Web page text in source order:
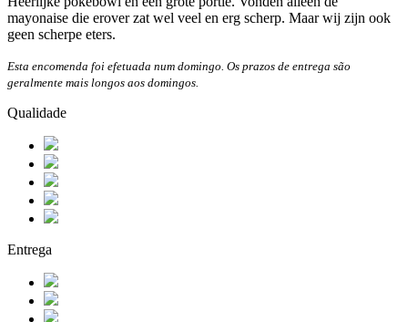
mayonaise die erover zat wel veel en erg scherp. Maar wij zijn ook
geen scherpe eters.
Esta encomenda foi efetuada num domingo. Os prazos de entrega são
geralmente mais longos aos domingos.
Qualidade
Entrega